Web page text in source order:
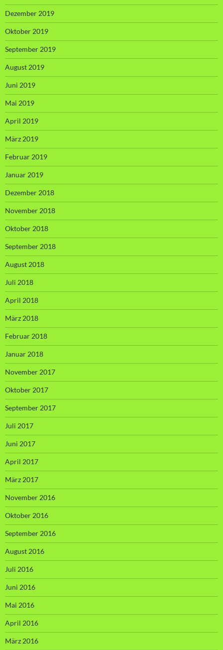
Dezember 2019
Oktober 2019
September 2019
August 2019
Juni 2019
Mai 2019
April 2019
März 2019
Februar 2019
Januar 2019
Dezember 2018
November 2018
Oktober 2018
September 2018
August 2018
Juli 2018
April 2018
März 2018
Februar 2018
Januar 2018
November 2017
Oktober 2017
September 2017
Juli 2017
Juni 2017
April 2017
März 2017
November 2016
Oktober 2016
September 2016
August 2016
Juli 2016
Juni 2016
Mai 2016
April 2016
März 2016